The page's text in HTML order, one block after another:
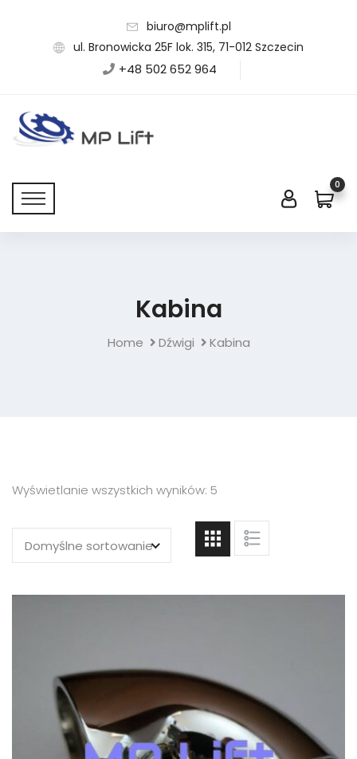
biuro@mplift.pl
ul. Bronowicka 25F lok. 315, 71-012 Szczecin
+48 502 652 964
0
Kabina
Home Dźwigi Kabina
Wyświetlanie wszystkich wyników: 5
Domyślne sortowanie